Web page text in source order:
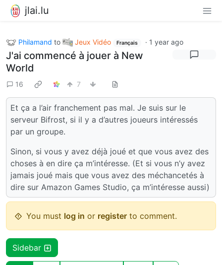
jlai.lu
Philamand to Jeux Vidéo Français · 1 year ago
J'ai commencé à jouer à New
World
16 7
Et ça a l’air franchement pas mal. Je suis sur le
serveur Bifrost, si il y a d’autres joueurs intéressés
par un groupe.
Sinon, si vous y avez déjà joué et que vous avez des
choses à en dire ça m’intéresse. (Et si vous n’y avez
jamais joué mais que vous avez des méchancetés à
dire sur Amazon Games Studio, ça m’intéresse aussi)
You must log in or register to comment.
Sidebar